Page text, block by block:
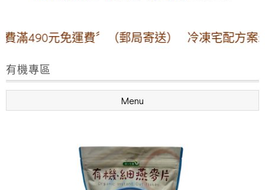
490元免運費〞（郵局寄送） 冷凍宅配方案:【
有機專區
Menu